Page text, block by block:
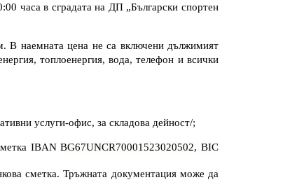
часа в сградата на ДП „Български спортен
. В наемната цена не са включенидължимият
топлоенергия, вода, телефон и всички
услуги-офис, за складова дейност/;
IBANBG67UNCR70001523020502, BIC
сметка. Тръжната документация може да